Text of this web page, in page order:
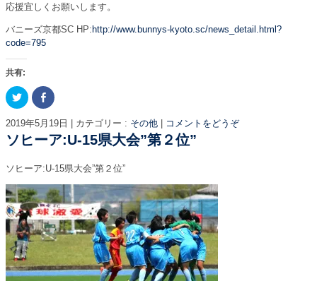
(
新
い
ウ
ィ
ン
ウ
開
き
ま
す
)
リ
ッ
ク
し
新
し
い
ウ
ィ
ン
ド
開
ま
す
)
応援宜しくお願いします。
バニーズ京都SC HP: http://www.bunnys-kyoto.sc/news_detail.html?
code=795
共有:
ク
リ
ク
し
て
T
t
e
r
で
共
有
(
新
し
い
ウ
ィ
F
a
e
b
o
o
で
共
す
る
に
は
ク
リ
ッ
ク
し
て
く
2019年5月19日 カテゴリー : その他 コメントをどうぞ
ソヒーア:U-15県大会”第２位”
ソヒーア:U-15県大会”第２位”